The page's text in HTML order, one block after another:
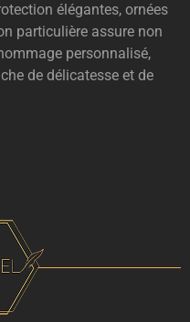
élégantes, ornées
particulière assure non
personnalisé,
de délicatesse et de